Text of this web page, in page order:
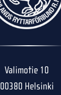
Valimotie 10
00380 Helsinki